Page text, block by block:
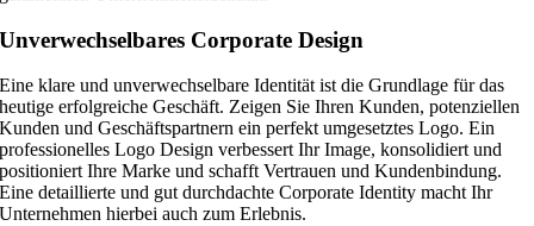
Unverwechselbares Corporate Design
Eine klare und unverwechselbare Identität ist die Grundlage für das
heutige erfolgreiche Geschäft. Zeigen Sie Ihren Kunden, potenziellen
Kunden und Geschäftspartnern ein perfekt umgesetztes Logo. Ein
professionelles Logo Design verbessert Ihr Image, konsolidiert und
positioniert Ihre Marke und schafft Vertrauen und Kundenbindung.
Eine detaillierte und gut durchdachte Corporate Identity macht Ihr
Unternehmen hierbei auch zum Erlebnis.